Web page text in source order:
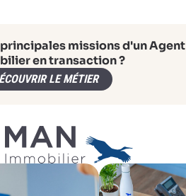
missions d'un Agent
en transaction ?
LE MÉTIER